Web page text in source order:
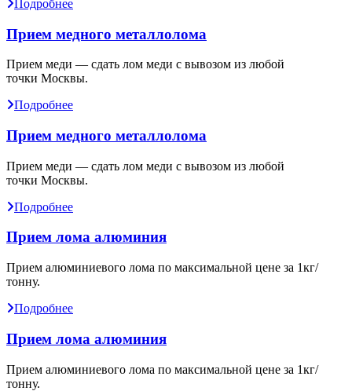
Подробнее
Прием медного металлолома
Прием меди — сдать лом меди с вывозом из любой
точки Москвы.
Подробнее
Прием медного металлолома
Прием меди — сдать лом меди с вывозом из любой
точки Москвы.
Подробнее
Прием лома алюминия
Прием алюминиевого лома по максимальной цене за 1кг/
тонну.
Подробнее
Прием лома алюминия
Прием алюминиевого лома по максимальной цене за 1кг/
тонну.